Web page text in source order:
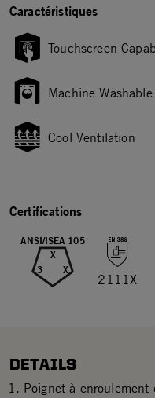
Caractéristiques
Touchscreen
Machine Washable
Cool Ventilation
Certifications
ANSI/ISEA 105
X
3 X
2111X
DETAILS
Poignet à